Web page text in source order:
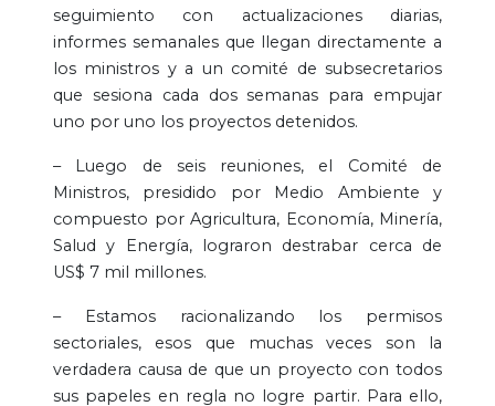
seguimiento con actualizaciones diarias,
informes semanales que llegan directamente a
los ministros y a un comité de subsecretarios
que sesiona cada dos semanas para empujar
uno por uno los proyectos detenidos.
– Luego de seis reuniones, el Comité de
Ministros, presidido por Medio Ambiente y
compuesto por Agricultura, Economía, Minería,
Salud y Energía, lograron destrabar cerca de
US$ 7 mil millones.
– Estamos racionalizando los permisos
sectoriales, esos que muchas veces son la
verdadera causa de que un proyecto con todos
sus papeles en regla no logre partir. Para ello,